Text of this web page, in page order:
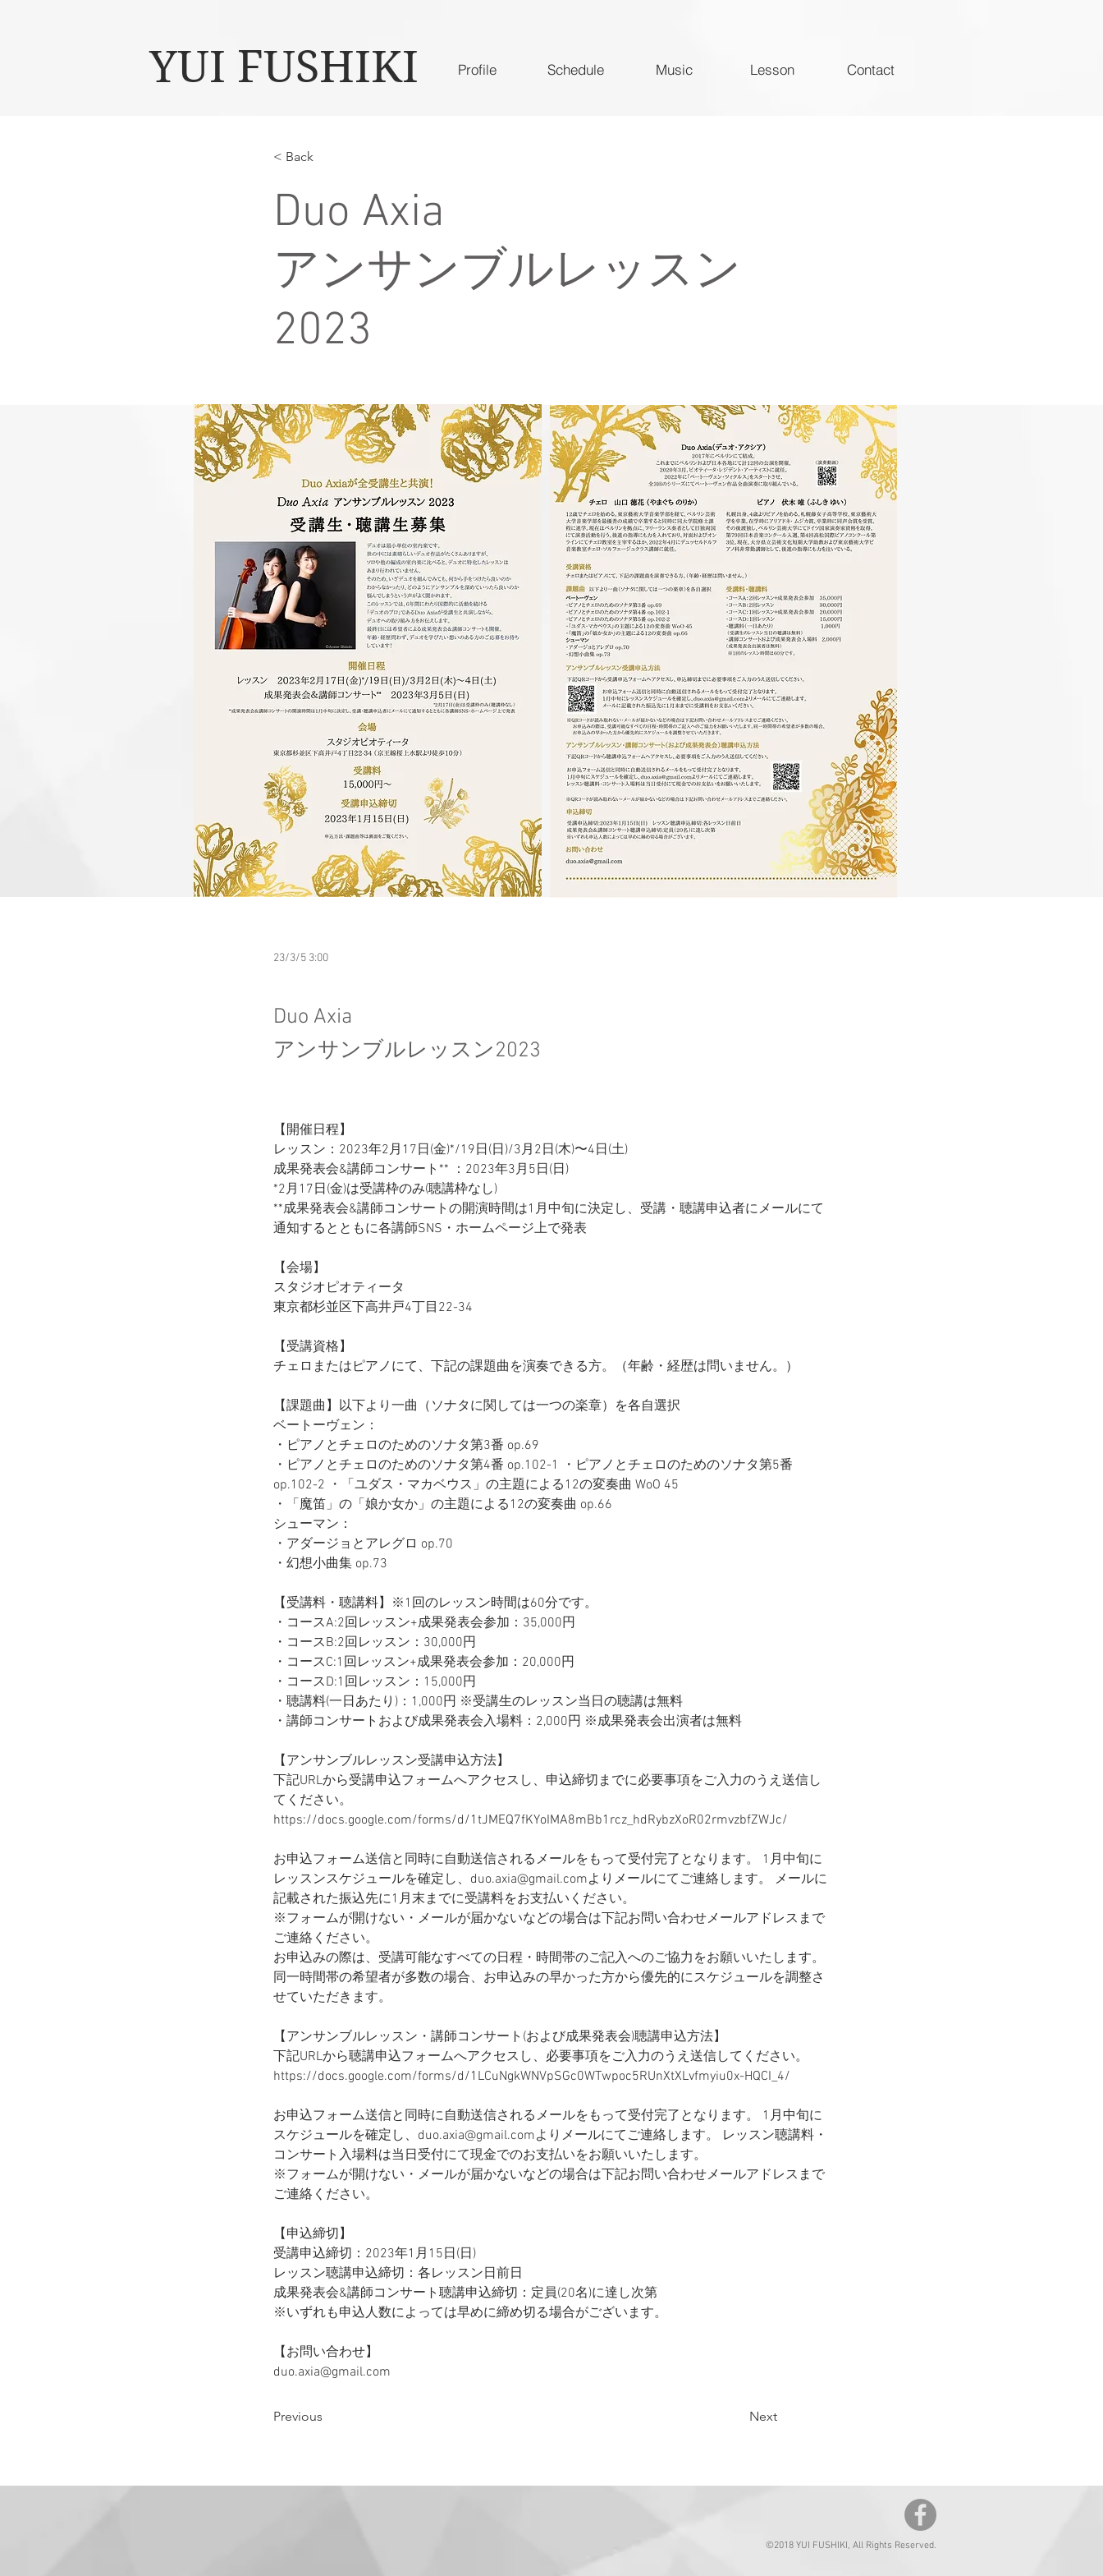
YUI FUSHIKI Profile Schedule Music Lesson Contact
< Back
Duo Axia
アンサンブルレッスン
2023
23/3/5 3:00
Duo Axia
アンサンブルレッスン2023
【開催日程】
レッスン：2023年2月17日(金)*/19日(日)/3月2日(木)〜4日(土)
成果発表会&講師コンサート** ：2023年3月5日(日)
*2月17日(金)は受講枠のみ(聴講枠なし)
**成果発表会&講師コンサートの開演時間は1月中旬に決定し、受講・聴講申込者にメールにて
通知するとともに各講師SNS・ホームページ上で発表
【会場】
スタジオピオティータ
東京都杉並区下高井戸4丁目22-34
【受講資格】
チェロまたはピアノにて、下記の課題曲を演奏できる方。（年齢・経歴は問いません。）
【課題曲】以下より一曲（ソナタに関しては一つの楽章）を各自選択
ベートーヴェン：
・ピアノとチェロのためのソナタ第3番 op.69
・ピアノとチェロのためのソナタ第4番 op.102-1 ・ピアノとチェロのためのソナタ第5番
op.102-2 ・「ユダス・マカベウス」の主題による12の変奏曲 WoO 45
・「魔笛」の「娘か女か」の主題による12の変奏曲 op.66
シューマン：
・アダージョとアレグロ op.70
・幻想小曲集 op.73
【受講料・聴講料】※1回のレッスン時間は60分です。
・コースA:2回レッスン+成果発表会参加：35,000円
・コースB:2回レッスン：30,000円
・コースC:1回レッスン+成果発表会参加：20,000円
・コースD:1回レッスン：15,000円
・聴講料(一日あたり)：1,000円 ※受講生のレッスン当日の聴講は無料
・講師コンサートおよび成果発表会入場料：2,000円 ※成果発表会出演者は無料
【アンサンブルレッスン受講申込方法】
下記URLから受講申込フォームへアクセスし、申込締切までに必要事項をご入力のうえ送信し
てください。
https://docs.google.com/forms/d/1tJMEQ7fKYoIMA8mBb1rcz_hdRybzXoR02rmvzbfZWJc/
お申込フォーム送信と同時に自動送信されるメールをもって受付完了となります。 1月中旬に
レッスンスケジュールを確定し、duo.axia@gmail.comよりメールにてご連絡します。 メールに
記載された振込先に1月末までに受講料をお支払いください。
※フォームが開けない・メールが届かないなどの場合は下記お問い合わせメールアドレスまで
ご連絡ください。
お申込みの際は、受講可能なすべての日程・時間帯のご記入へのご協力をお願いいたします。
同一時間帯の希望者が多数の場合、お申込みの早かった方から優先的にスケジュールを調整さ
せていただきます。
【アンサンブルレッスン・講師コンサート(および成果発表会)聴講申込方法】
下記URLから聴講申込フォームへアクセスし、必要事項をご入力のうえ送信してください。
https://docs.google.com/forms/d/1LCuNgkWNVpSGc0WTwpoc5RUnXtXLvfmyiu0x-HQCI_4/
お申込フォーム送信と同時に自動送信されるメールをもって受付完了となります。 1月中旬に
スケジュールを確定し、duo.axia@gmail.comよりメールにてご連絡します。 レッスン聴講料・
コンサート入場料は当日受付にて現金でのお支払いをお願いいたします。
※フォームが開けない・メールが届かないなどの場合は下記お問い合わせメールアドレスまで
ご連絡ください。
【申込締切】
受講申込締切：2023年1月15日(日)
レッスン聴講申込締切：各レッスン日前日
成果発表会&講師コンサート聴講申込締切：定員(20名)に達し次第
※いずれも申込人数によっては早めに締め切る場合がございます。
【お問い合わせ】
duo.axia@gmail.com
Previous Next
©2018 YUI FUSHIKI, All Rights Reserved.